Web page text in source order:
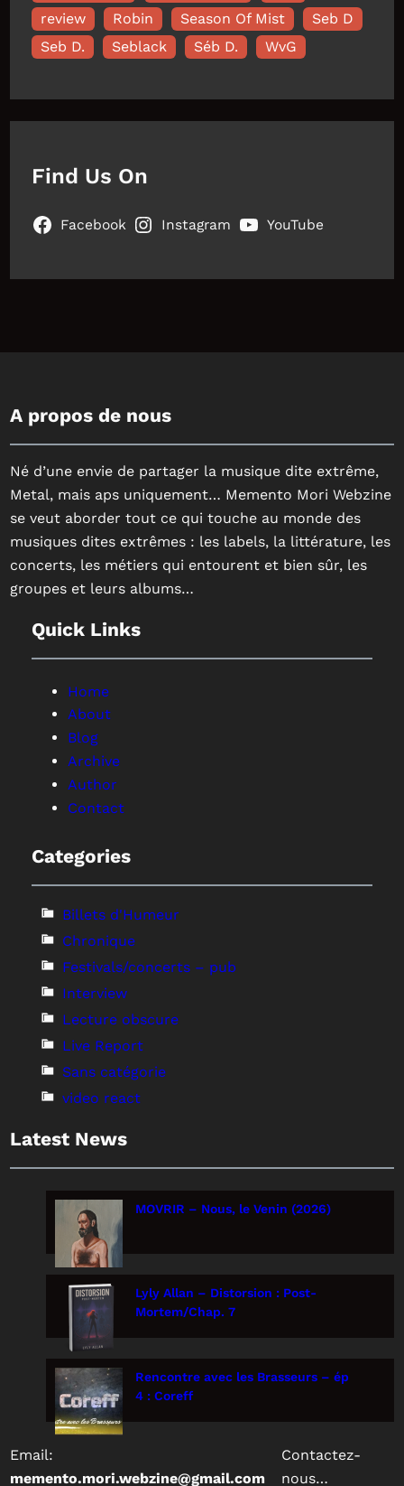
review
Robin Season Of Mist
Seb D
Seb D.
Seblack Séb D. WvG
Find Us On
Facebook Instagram YouTube
A propos de nous
Né d’une envie de partager la musique dite extrême,
Metal, mais aps uniquement… Memento Mori Webzine
se veut aborder tout ce qui touche au monde des
musiques dites extrêmes : les labels, la littérature, les
concerts, les métiers qui entourent et bien sûr, les
groupes et leurs albums…
Quick Links
Home
About
Blog
Archive
Author
Contact
Categories
Billets d'Humeur
Chronique
Festivals/concerts – pub
Interview
Lecture obscure
Live Report
Sans catégorie
video react
Latest News
MOVRIR – Nous, le Venin (2026)
Lyly Allan – Distorsion : Post-
Mortem/Chap. 7
Rencontre avec les Brasseurs – ép
4 : Coreff
Email:
memento.mori.webzine@gmail.com
Contactez-
nous…